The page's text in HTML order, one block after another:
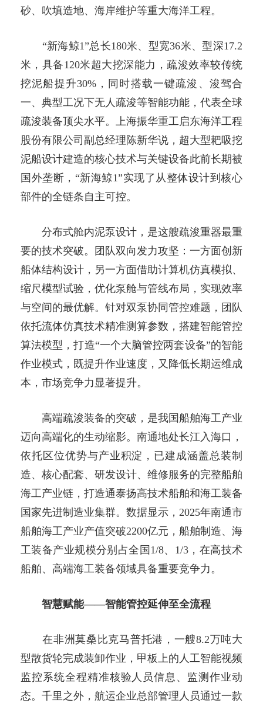
砂、吹填造地、海岸维护等重大海洋工程。
“新海鲸1”总长180米、型宽36米、型深17.2
米，具备120米超大挖深能力，疏浚效率较传统
挖泥船提升30%，同时搭载一键疏浚、浚驾合
一、典型工况下无人疏浚等智能功能，代表全球
疏浚装备顶尖水平。上海振华重工启东海洋工程
股份有限公司副总经理陈新华说，超大型耙吸挖
泥船设计建造的核心技术与关键设备此前长期被
国外垄断，“新海鲸1”实现了从整体设计到核心
部件的全链条自主可控。
分布式舱内泥泵设计，是这艘疏浚重器最重
要的技术突破。团队双向发力攻坚：一方面创新
船体结构设计，另一方面借助计算机仿真模拟、
缩尺模型试验，优化泵舱与管线布局，实现效率
与空间的最优解。针对双泵协同管控难题，团队
依托流体仿真技术精准测算参数，搭建智能管控
算法模型，打造“一个大脑管控两套设备”的智能
作业模式，既提升作业速度，又降低长期运维成
本，市场竞争力显著提升。
高端疏浚装备的突破，是我国船舶海工产业
迈向高端化的生动缩影。南通地处长江入海口，
依托区位优势与产业积淀，已建成涵盖总装制
造、核心配套、研发设计、维修服务的完整船舶
海工产业链，打造通泰扬高技术船舶和海工装备
国家先进制造业集群。数据显示，2025年南通市
船舶海工产业产值突破2200亿元，船舶制造、海
工装备产业规模分别占全国1/8、1/3，在高技术
船舶、高端海工装备领域具备重要竞争力。
智慧赋能——智能管控延伸至全流程
在非洲莫桑比克马普托港，一艘8.2万吨大
型散货轮完成装卸作业，甲板上的人工智能视频
监控系统全程精准核验人员信息、监测作业动
态。千里之外，航运企业总部管理人员通过一款